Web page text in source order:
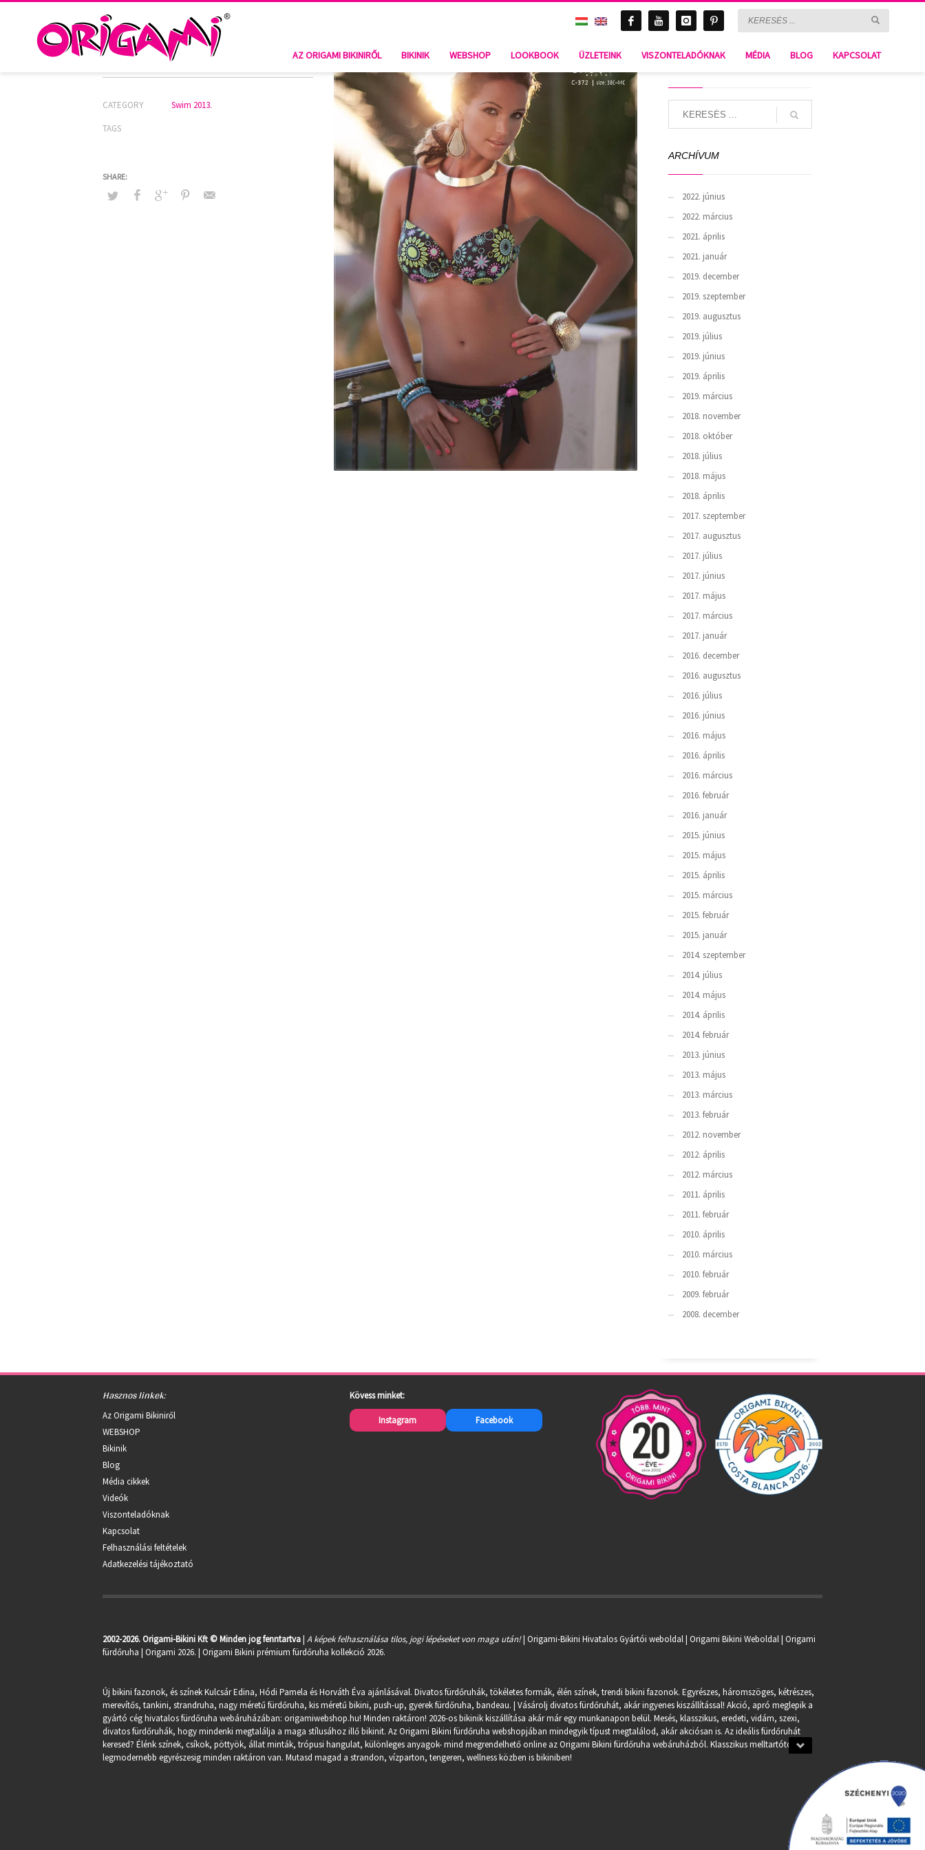
AZ ORIGAMI BIKINIRŐL BIKINIK WEBSHOP LOOKBOOK ÜZLETEINK VISZONTELADÓKNAK MÉDIA BLOG KAPCSOLAT
C-372
C-372
CATEGORY
Swim 2013.
TAGS
ARCHÍVUM
2022. június
2022. március
2021. április
2021. január
2019. december
2019. szeptember
2019. augusztus
2019. július
2019. június
2019. április
2019. március
2018. november
2018. október
2018. július
2018. május
2018. április
2017. szeptember
2017. augusztus
2017. július
2017. június
2017. május
2017. március
2017. január
2016. december
2016. augusztus
2016. július
2016. június
2016. május
2016. április
2016. március
2016. február
2016. január
2015. június
2015. május
2015. április
2015. március
2015. február
2015. január
2014. szeptember
2014. július
2014. május
2014. április
2014. február
2013. június
2013. május
2013. március
2013. február
2012. november
2012. április
2012. március
2011. április
2011. február
2010. április
2010. március
2010. február
2009. február
2008. december
Hasznos linkek:
Az Origami Bikiniről
WEBSHOP
Bikinik
Blog
Média cikkek
Videók
Viszonteladóknak
Kapcsolat
Felhasználási feltételek
Adatkezelési tájékoztató
Kövess minket:
Instagram Facebook
2002-2026. Origami-Bikini Kft © Minden jog fenntartva|A képek felhasználása tilos, jogi lépéseket von maga után!| Origami-Bikini Hivatalos Gyártói weboldal | Origami Bikini Weboldal |Origami
fürdőruha | Origami 2026. | Origami Bikini prémium fürdőruha kollekció 2026.
Új bikini fazonok, és színek Kulcsár Edina, Hódi Pamela és Horváth Éva ajánlásával. Divatos fürdőruhák, tökéletes formák, élén színek, trendi bikini fazonok. Egyrészes, háromszöges, kétrészes,
merevítős, tankini, strandruha, nagy méretű fürdőruha, kis méretű bikini, push-up, gyerek fürdőruha, bandeau. | Vásárolj divatos fürdőruhát, akár ingyenes kiszállítással! Akció, apró meglepik a
gyártó cég hivatalos fürdőruha webáruházában: origamiwebshop.hu! Minden raktáron! 2026-os bikinik kiszállítása akár már egy munkanapon belül. Mesés, klasszikus, eredeti, vidám, szexi,
divatos fürdőruhák, hogy mindenki megtalálja a maga stílusához illő bikinit. Az Origami Bikini fürdőruha webshopjában mindegyik típust megtalálod, akár akciósan is. Az ideális fürdőruhát
keresed? Élénk színek, csíkok, pöttyök, állat minták, trópusi hangulat, különleges anyagok- mind megrendelhető online az Origami Bikini fürdőruha webáruházból. Klasszikus melltartótól a
legmodernebb egyrészesig minden raktáron van. Mutasd magad a strandon, vízparton, tengeren, wellness közben is bikiniben!